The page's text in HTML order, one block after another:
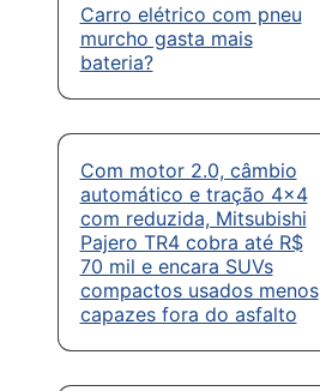
Carro elétrico com pneu
murcho gasta mais
bateria?
Com motor 2.0, câmbio
automático e tração 4×4
com reduzida, Mitsubishi
Pajero TR4 cobra até R$
70 mil e encara SUVs
compactos usados menos
capazes fora do asfalto